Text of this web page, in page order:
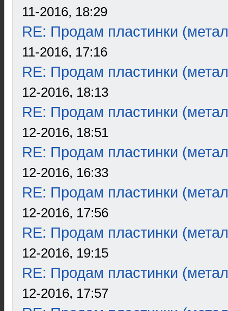
11-2016, 18:29
RE: Продам пластинки
11-2016, 17:16
RE: Продам пластинки
12-2016, 18:13
RE: Продам пластинки
12-2016, 18:51
RE: Продам пластинки
12-2016, 16:33
RE: Продам пластинки
12-2016, 17:56
RE: Продам пластинки
12-2016, 19:15
RE: Продам пластинки
12-2016, 17:57